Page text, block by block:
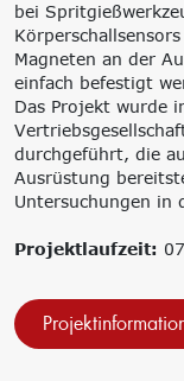
Bildungsinitiative
‘Lernen formt
Zukunft’
Management
Trägergesellschaft
e.V.
Consulting: Strategie,
Transformation,
Umsetzung
Internationalisierung
bei
Magneten an der
einfach befestigt
Das Projekt wurde
durchgeführt, die
Ausrüstung
Untersuchungen in
Projektlaufzeit: